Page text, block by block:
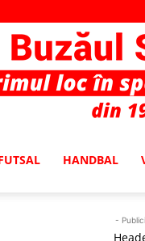
HANDBAL
-